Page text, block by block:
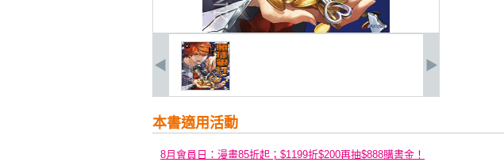
本書適用活動
8月會員日：漫畫85折起；$1199折$200再抽$888購書金！